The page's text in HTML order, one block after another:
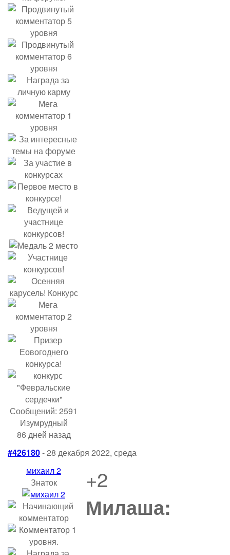
Сообщений: 2591
Изумрудный
86 дней назад
#426180- 28 декабря 2022, среда
михаил 2
Знаток
+2
Милаша: